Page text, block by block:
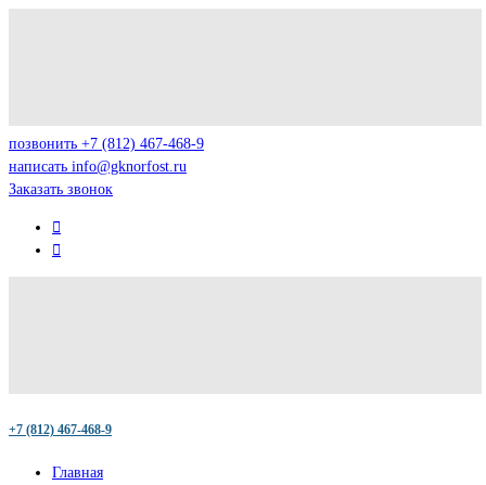
позвонить +7 (812) 467-468-9
написать info@gknorfost.ru
Заказать звонок
+7 (812) 467-468-9
Главная